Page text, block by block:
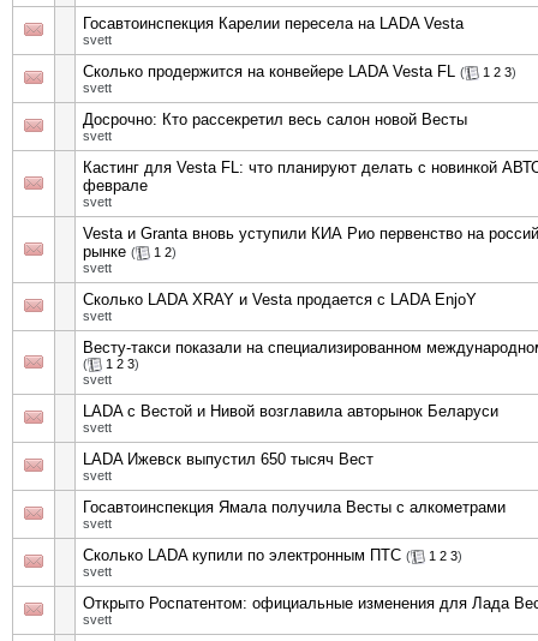
Госавтоинспекция Карелии пересела на LADA Vesta
svett
Сколько продержится на конвейере LADA Vesta FL ( 1 2 3)
svett
Досрочно: Кто рассекретил весь салон новой Весты
svett
Кастинг для Vesta FL: что планируют делать с новинкой
феврале
svett
Vesta и Granta вновь уступили КИА Рио первенство на
рынке ( 1 2)
svett
Сколько LADA XRAY и Vesta продается с LADA EnjoY
svett
Весту-такси показали на специализированном
( 1 2 3)
svett
LADA с Вестой и Нивой возглавила авторынок Беларуси
svett
LADA Ижевск выпустил 650 тысяч Вест
svett
Госавтоинспекция Ямала получила Весты с алкометрами
svett
Сколько LADA купили по электронным ПТС ( 1 2 3)
svett
Открыто Роспатентом: официальные изменения для Лада
svett